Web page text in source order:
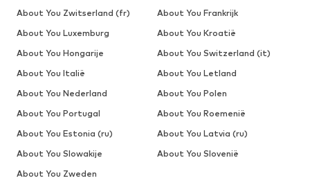
About You Zwitserland (fr)
About You Frankrijk
About You Luxemburg
About You Kroatië
About You Hongarije
About You Switzerland (it)
About You Italië
About You Letland
About You Nederland
About You Polen
About You Portugal
About You Roemenië
About You Estonia (ru)
About You Latvia (ru)
About You Slowakije
About You Slovenië
About You Zweden